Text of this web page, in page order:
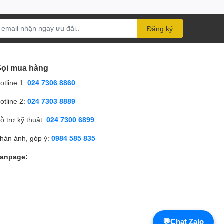
Đăng ký
mua hàng
1: 024 7306 8860
2: 024 7303 8889
trợ kỹ thuật: 024 7300 6899
ánh, góp ý: 0984 585 835
💬Chat Zalo